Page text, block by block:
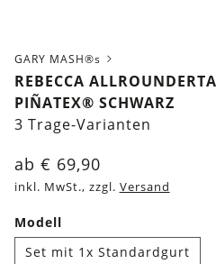
GARY MASH®s
REBECCA
PIÑATEX® SCHWARZ
3 Trage-Varianten
ab € 69,90
inkl. MwSt., zzgl. Versand
Modell
Set mit 1x Standardgurt